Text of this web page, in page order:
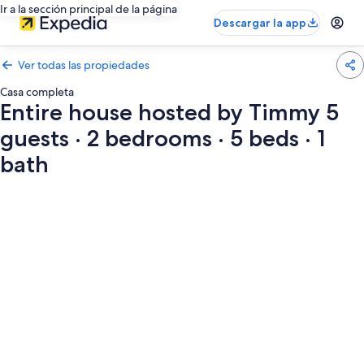
Ir a la sección principal de la página
Descargar la app
Ver todas las propiedades
Casa completa
Entire house hosted by Timmy 5
guests · 2 bedrooms · 5 beds · 1
bath